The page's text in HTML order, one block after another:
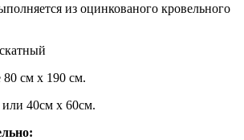
из оцинкованого кровельного
см х 190 см.
40см х 60см.